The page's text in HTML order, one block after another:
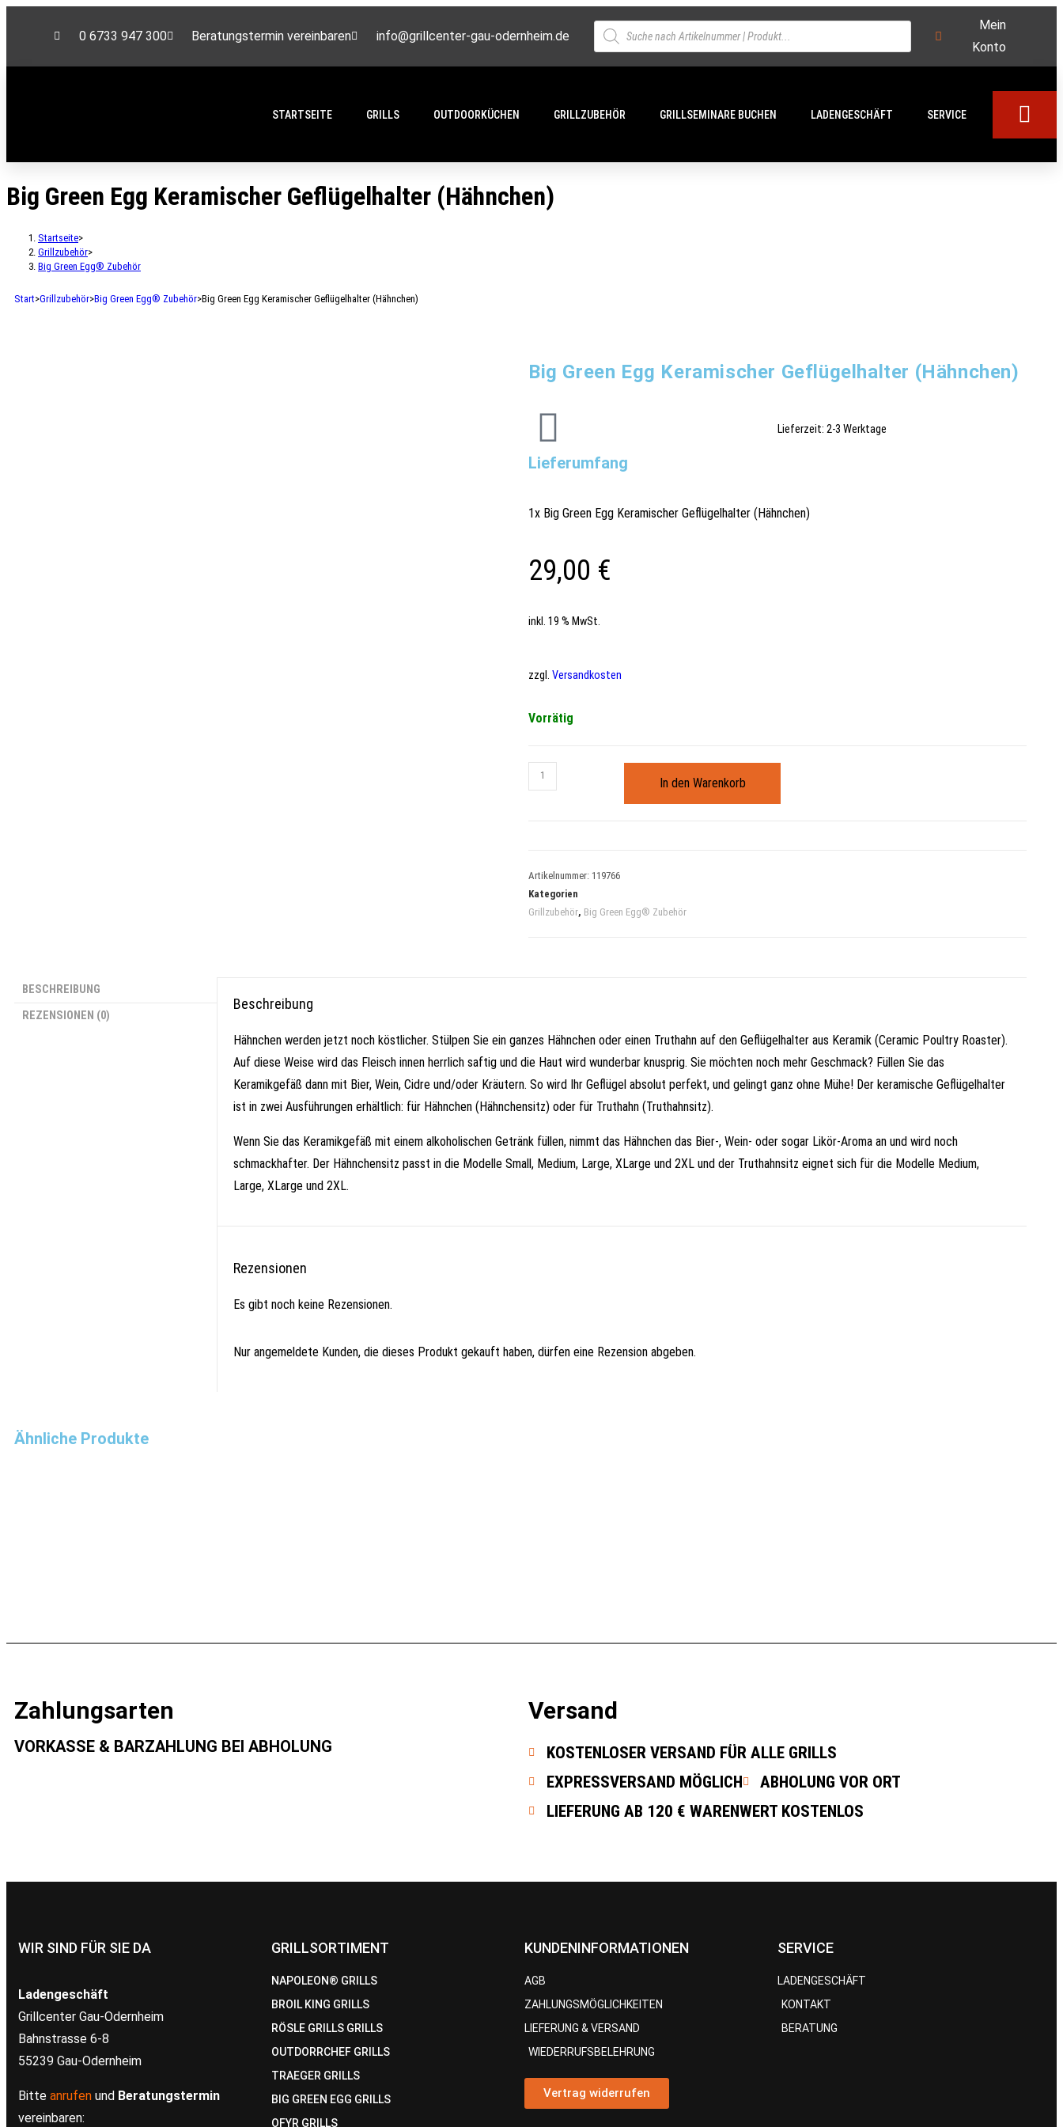
0 6733 947 300 Beratungstermin vereinbaren info@grillcenter-gau-odernheim.de
Mein
Konto
STARTSEITE GRILLS OUTDOORKÜCHEN GRILLZUBEHÖR GRILLSEMINARE BUCHEN LADENGESCHÄFT SERVICE
Big Green Egg Keramischer Geflügelhalter (Hähnchen)
Startseite>
Grillzubehör>
Big Green Egg® Zubehör
Start>Grillzubehör>Big Green Egg® Zubehör>Big Green Egg Keramischer Geflügelhalter (Hähnchen)
Big Green Egg Keramischer Geflügelhalter (Hähnchen)
Lieferzeit: 2-3 Werktage
Lieferumfang
1x Big Green Egg Keramischer Geflügelhalter (Hähnchen)
29,00 €
inkl. 19 % MwSt.
zzgl. Versandkosten
Vorrätig
In den Warenkorb
Artikelnummer: 119766
Kategorien
Grillzubehör, Big Green Egg® Zubehör
BESCHREIBUNG
REZENSIONEN (0)
Beschreibung
Hähnchen werden jetzt noch köstlicher. Stülpen Sie ein ganzes Hähnchen oder einen Truthahn auf den Geflügelhalter aus Keramik (Ceramic Poultry Roaster).
Auf diese Weise wird das Fleisch innen herrlich saftig und die Haut wird wunderbar knusprig. Sie möchten noch mehr Geschmack? Füllen Sie das
Keramikgefäß dann mit Bier, Wein, Cidre und/oder Kräutern. So wird Ihr Geflügel absolut perfekt, und gelingt ganz ohne Mühe! Der keramische Geflügelhalter
ist in zwei Ausführungen erhältlich: für Hähnchen (Hähnchensitz) oder für Truthahn (Truthahnsitz).
Wenn Sie das Keramikgefäß mit einem alkoholischen Getränk füllen, nimmt das Hähnchen das Bier-, Wein- oder sogar Likör-Aroma an und wird noch
schmackhafter. Der Hähnchensitz passt in die Modelle Small, Medium, Large, XLarge und 2XL und der Truthahnsitz eignet sich für die Modelle Medium,
Large, XLarge und 2XL.
Rezensionen
Es gibt noch keine Rezensionen.
Nur angemeldete Kunden, die dieses Produkt gekauft haben, dürfen eine Rezension abgeben.
Ähnliche Produkte
Zahlungsarten
VORKASSE & BARZAHLUNG BEI ABHOLUNG
Versand
KOSTENLOSER VERSAND FÜR ALLE GRILLS
EXPRESSVERSAND MÖGLICH
ABHOLUNG VOR ORT
LIEFERUNG AB 120 € WARENWERT KOSTENLOS
WIR SIND FÜR SIE DA
Ladengeschäft
Grillcenter Gau-Odernheim
Bahnstrasse 6-8
55239 Gau-Odernheim
Bitte anrufen und Beratungstermin
vereinbaren:
GRILLSORTIMENT
NAPOLEON® GRILLS
BROIL KING GRILLS
RÖSLE GRILLS GRILLS
OUTDORRCHEF GRILLS
TRAEGER GRILLS
BIG GREEN EGG GRILLS
OFYR GRILLS
KUNDENINFORMATIONEN
AGB
ZAHLUNGSMÖGLICHKEITEN
LIEFERUNG & VERSAND
WIEDERRUFSBELEHRUNG
Vertrag widerrufen
SERVICE
LADENGESCHÄFT
KONTAKT
BERATUNG